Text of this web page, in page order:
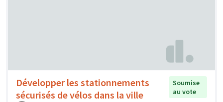
Développer les stationnements
sécurisés de vélos dans la ville
Soumise
au vote